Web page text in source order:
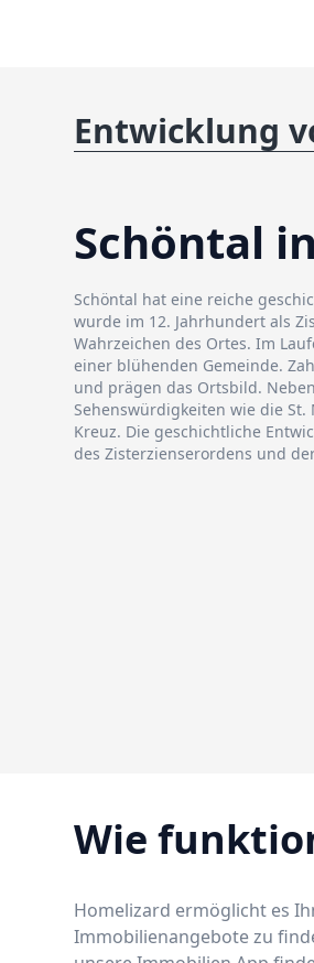
Entwicklung
Schöntal
Schöntal hat eine reiche
wurde im 12. Jahrhundert als
Wahrzeichen des Ortes. Im
einer blühenden Gemeinde.
und prägen das Ortsbild.
Sehenswürdigkeiten wie die
Kreuz. Die geschichtliche
des Zisterzienserordens und
Wie
Homelizard ermöglicht es
Immobilienangebote zu